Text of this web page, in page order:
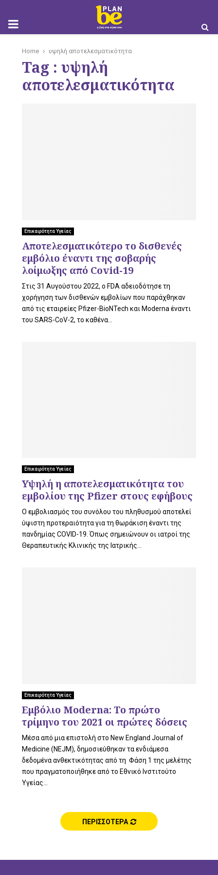
M
Home υψηλή αποτελεσματικότητα
Tag : υψηλή
αποτελεσματικότητα
Επικαιρότητα Υγείας
Αποτελεσματικότερο το δισθενές
εμβόλιο έναντι της σοβαρής
λοίμωξης από Covid-19
Στις 31 Αυγούστου 2022, ο FDA αδειοδότησε τη
χορήγηση των δισθενών εμβολίων που παράχθηκαν
από τις εταιρείες Pfizer-BioNTech και Moderna έναντι
του SARS-CoV-2, το καθένα...
Επικαιρότητα Υγείας
Υψηλή η αποτελεσματικότητα του
εμβολίου της Pfizer στους εφήβους
Ο εμβολιασμός του συνόλου του πληθυσμού αποτελεί
ύψιστη προτεραιότητα για τη θωράκιση έναντι της
πανδημίας COVID-19. Όπως σημειώνουν οι ιατροί της
Θεραπευτικής Κλινικής της Ιατρικής...
Επικαιρότητα Υγείας
Εμβόλιο Moderna: Το πρώτο
τρίμηνο του 2021 οι πρώτες δόσεις
Μέσα από μια επιστολή στο New England Journal of
Medicine (NEJM), δημοσιεύθηκαν τα ενδιάμεσα
δεδομένα ανθεκτικότητας από τη Φάση 1 της μελέτης
που πραγματοποιήθηκε από το Εθνικό Ινστιτούτο
Υγείας...
ΠΕΡΙΣΣΟΤΕΡΑ